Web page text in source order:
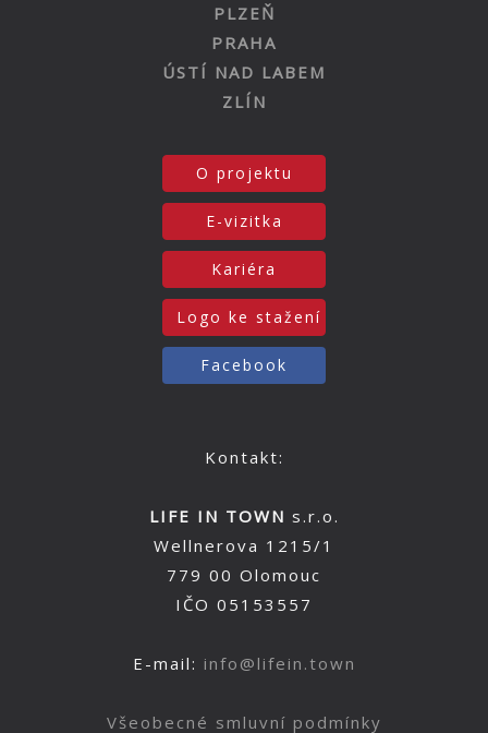
PLZEŇ
PRAHA
ÚSTÍ NAD LABEM
ZLÍN
O projektu
E-vizitka
Kariéra
Logo ke stažení
Facebook
Kontakt:
LIFE IN TOWN s.r.o.
Wellnerova 1215/1
779 00 Olomouc
IČO 05153557
E-mail: info@lifein.town
Všeobecné smluvní podmínky